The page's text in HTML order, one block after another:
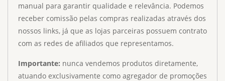
manual para garantir qualidade e relevância. Podemos
receber comissão pelas compras realizadas através dos
nossos links, já que as lojas parceiras possuem contrato
com as redes de afiliados que representamos.
Importante: nunca vendemos produtos diretamente,
atuando exclusivamente como agregador de promoções